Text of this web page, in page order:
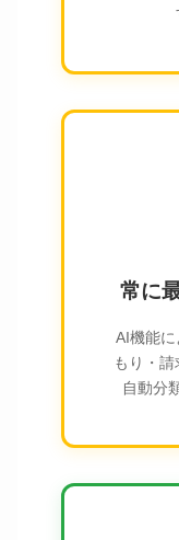
常に
AI機能
もり・請
自動分